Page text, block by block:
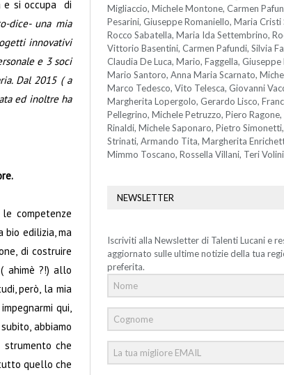
e si occupa di
dice- una mia
innovativi
e 3 soci
Dal 2015 ( a
ed inoltre ha
competenze
edilizia, ma
di costruire
ahimè ?!) allo
però, la mia
qui,
abbiamo
strumento che
quello che
Migliaccio, Michele Montone, Carmen
Pesarini, Giuseppe Romaniello, Maria Cristi
Rocco Sabatella, Maria Ida Settembrino,
Vittorio Basentini, Carmen Pafundi, Silvia
Claudia De Luca, Mario, Faggella, Giuseppe
Mario Santoro, Anna Maria Scarnato,
Marco Tedesco, Vito Telesca, Giovanni
Margherita Lopergolo, Gerardo Lisco,
Pellegrino, Michele Petruzzo, Piero Ragone,
Rinaldi, Michele Saponaro, Pietro
Strinati, Armando Tita, Margherita
Mimmo Toscano, Rossella Villani, Teri Volini
NEWSLETTER
Iscriviti alla Newsletter di Talenti Lucani e
aggiornato sulle ultime notizie della tua
preferita.